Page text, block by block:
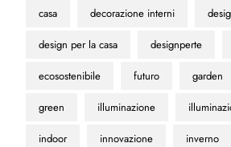
casa decorazione interni
design per la casa designperte
ecosostenibile futuro garden
green illuminazione
indoor innovazione inverno